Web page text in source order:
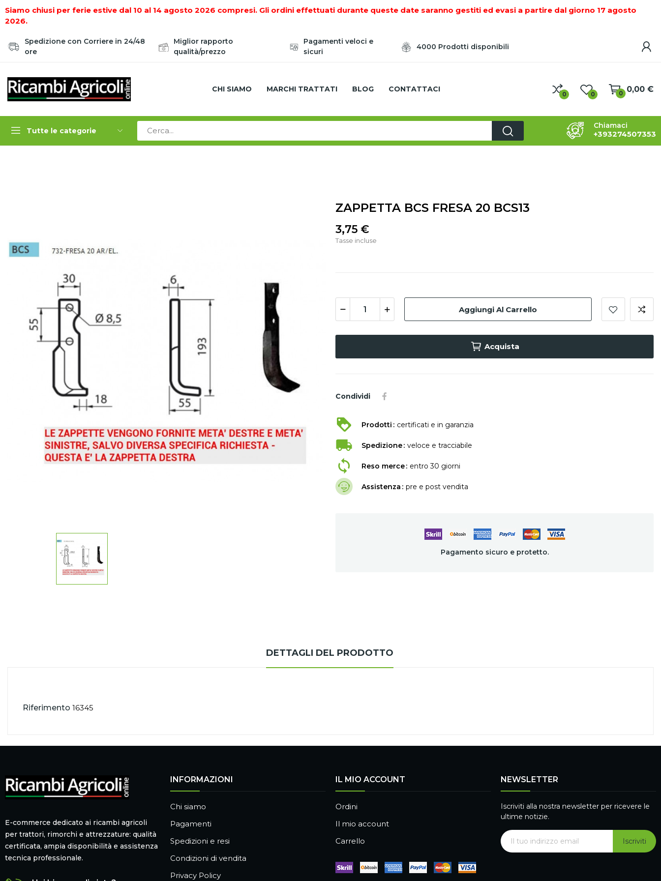
Siamo chiusi per ferie estive dal 10 al 14 agosto 2026 compresi. Gli ordini effettuati durante queste date saranno gestiti ed evasi a partire dal giorno 17 agosto
2026.
Spedizione con Corriere in 24/48
ore
Miglior rapporto
qualità/prezzo
Pagamenti veloci e
sicuri
4000 Prodotti disponibili
CHI SIAMO MARCHI TRATTATI BLOG CONTATTACI
0 0
0,00 €
0
Tutte le categorie
Chiamaci
+393274507353
ZAPPETTA BCS FRESA 20 BCS13
3,75 €
Tasse incluse
Aggiungi Al Carrello
Acquista
Condividi
Prodotti certificati e in garanzia
Spedizione veloce e tracciabile
Reso merce entro 30 giorni
Assistenza pre e post vendita
Pagamento sicuro e protetto.
DETTAGLI DEL PRODOTTO
Riferimento 16345
E-commerce dedicato ai ricambi agricoli
per trattori, rimorchi e attrezzature: qualità
certificata, ampia disponibilità e assistenza
tecnica professionale.
INFORMAZIONI
Chi siamo
Pagamenti
Spedizioni e resi
Condizioni di vendita
Privacy Policy
IL MIO ACCOUNT
Ordini
Il mio account
Carrello
NEWSLETTER
Iscriviti alla nostra newsletter per ricevere le
ultime notizie.
Iscriviti